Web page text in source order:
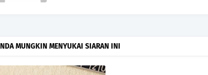
MUNGKIN MENYUKAI SIARAN INI